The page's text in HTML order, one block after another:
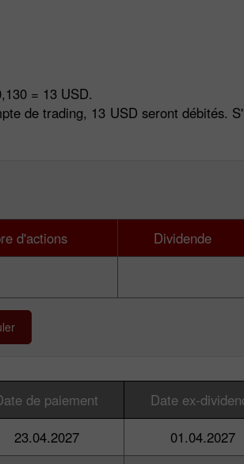
= 13 USD.
de trading, 13 USD seront débités.
d'actions Dividende
de paiement Date ex-
23.04.2027 01.04.2027